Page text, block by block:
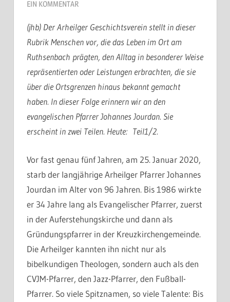
EIN KOMMENTAR
(jhb) Der Arheilger Geschichtsverein stellt in dieser
Rubrik Menschen vor, die das Leben im Ort am
Ruthsenbach prägten, den Alltag in besonderer Weise
repräsentierten oder Leistungen erbrachten, die sie
über die Ortsgrenzen hinaus bekannt gemacht
haben. In dieser Folge erinnern wir an den
evangelischen Pfarrer Johannes Jourdan. Sie
erscheint in zwei Teilen. Heute: Teil1/2.
Vor fast genau fünf Jahren, am 25. Januar 2020,
starb der langjährige Arheilger Pfarrer Johannes
Jourdan im Alter von 96 Jahren. Bis 1986 wirkte
er 34 Jahre lang als Evangelischer Pfarrer, zuerst
in der Auferstehungskirche und dann als
Gründungspfarrer in der Kreuzkirchengemeinde.
Die Arheilger kannten ihn nicht nur als
bibelkundigen Theologen, sondern auch als den
CVJM-Pfarrer, den Jazz-Pfarrer, den Fußball-
Pfarrer. So viele Spitznamen, so viele Talente: Bis